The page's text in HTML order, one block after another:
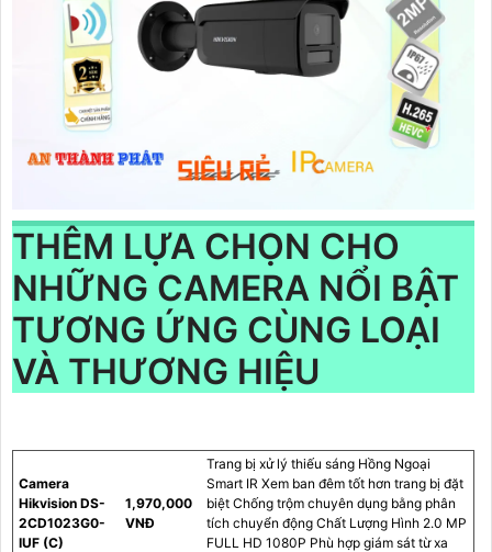
THÊM LỰA CHỌN CHO
NHỮNG CAMERA NỔI BẬT
TƯƠNG ỨNG CÙNG LOẠI
VÀ THƯƠNG HIỆU
Camera
Hikvision DS-
2CD1023G0-
IUF (C)
1,970,000
VNĐ
Trang bị xử lý thiếu sáng Hồng Ngoại
Smart IR Xem ban đêm tốt hơn trang bị đặt
biệt Chống trộm chuyên dụng bằng phân
tích chuyển động Chất Lượng Hình 2.0 MP
FULL HD 1080P Phù hợp giám sát từ xa